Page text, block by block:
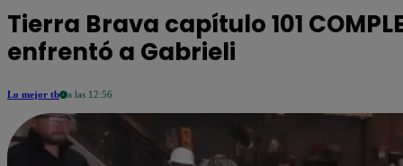
Tierra Brava capítulo 101
enfrentó a Gabrieli
Lo mejor tb a las 12:56